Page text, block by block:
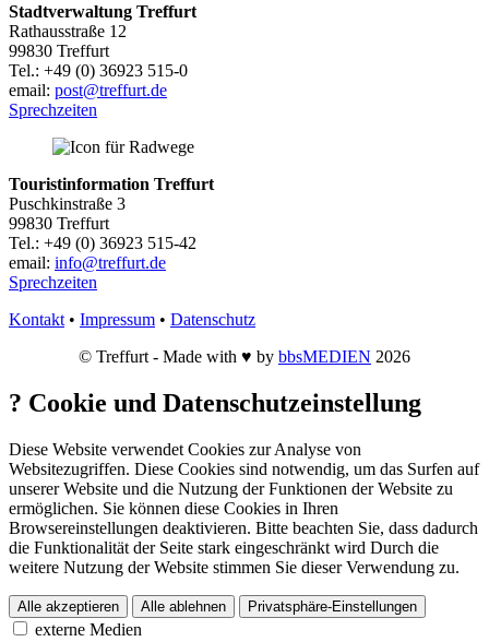
Stadtverwaltung Treffurt
Rathausstraße 12
99830 Treffurt
Tel.: +49 (0) 36923 515-0
email: post@treffurt.de
Sprechzeiten
Touristinformation Treffurt
Puschkinstraße 3
99830 Treffurt
Tel.: +49 (0) 36923 515-42
email: info@treffurt.de
Sprechzeiten
Kontakt • Impressum • Datenschutz
© Treffurt - Made with ♥ by bbsMEDIEN 2026
? Cookie und Datenschutzeinstellung
Diese Website verwendet Cookies zur Analyse von
Websitezugriffen. Diese Cookies sind notwendig, um das Surfen auf
unserer Website und die Nutzung der Funktionen der Website zu
ermöglichen. Sie können diese Cookies in Ihren
Browsereinstellungen deaktivieren. Bitte beachten Sie, dass dadurch
die Funktionalität der Seite stark eingeschränkt wird Durch die
weitere Nutzung der Website stimmen Sie dieser Verwendung zu.
Alle akzeptieren Alle ablehnen Privatsphäre-Einstellungen
externe Medien